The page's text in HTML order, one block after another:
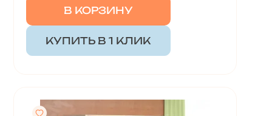
В КОРЗИНУ
КУПИТЬ В 1 КЛИК